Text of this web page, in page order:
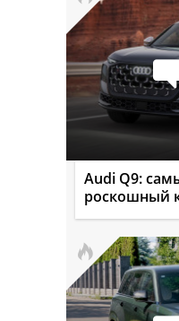
Audi Q9:
роскошный